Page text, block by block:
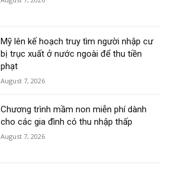
Mỹ lên kế hoạch truy tìm người nhập cư
bị trục xuất ở nước ngoài để thu tiền
phạt
August 7, 2026
Chương trình mầm non miễn phí dành
cho các gia đình có thu nhập thấp
August 7, 2026